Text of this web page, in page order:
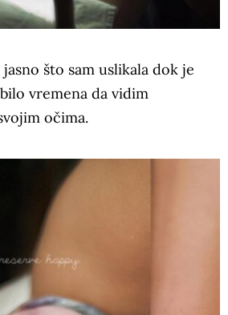
što sam uslikala dok je
vremena da vidim
očima.